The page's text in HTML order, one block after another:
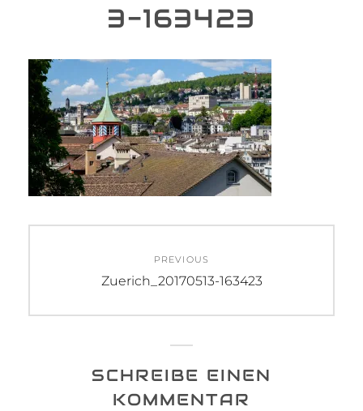
3-163423
Navigation
PREVIOUS
Previous
Zuerich_20170513-163423
SCHREIBE EINEN
KOMMENTAR